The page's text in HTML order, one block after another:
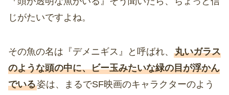
じがたいですよね。
その魚の名は『デメニギス』と呼ばれ、 丸いガラス
のような頭の中に、ビー玉みたいな緑の目が浮かん
でいる姿は、まるでSF映画のキャラクターのよう